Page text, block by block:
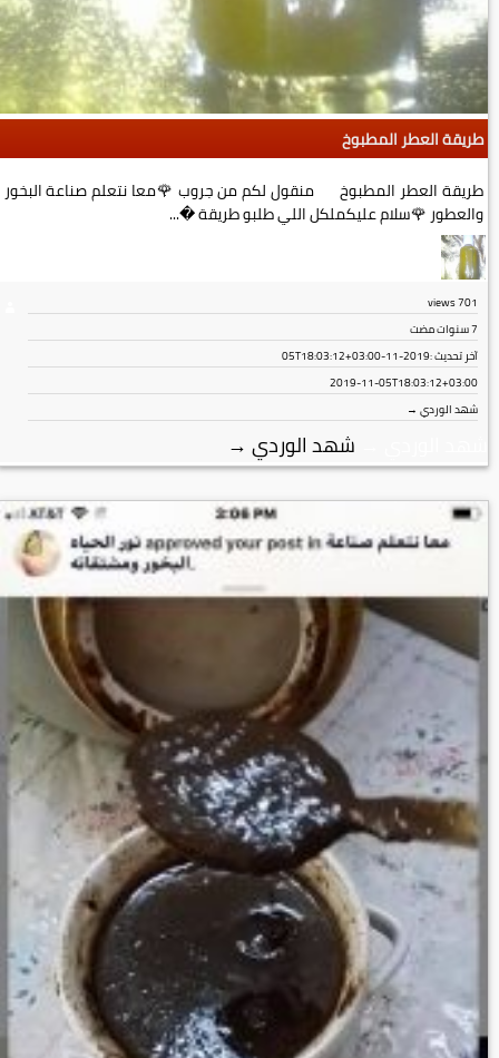
طريقة العطر المطبوخ
طريقة العطر المطبوخ منقول لكم من جروب 🌹معا نتعلم صناعة البخور
والعطور 🌹سلام عليكملكل اللي طلبو طريقة �...
701
views
7 سنوات مضت
آخر تحديث :2019-11-05T18:03:12+03:00
2019-11-05T18:03:12+03:00
شهد الوردي →
شهد الوردي →